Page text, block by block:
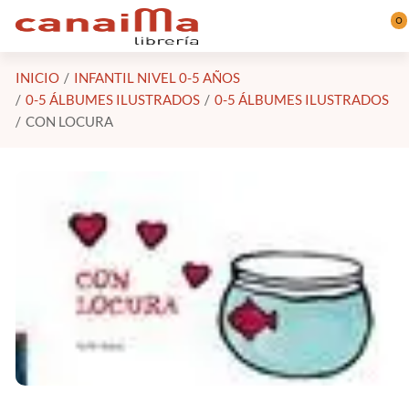
Saltar al contenido principal 0
INICIO
INFANTIL NIVEL 0-5 AÑOS
0-5 ÁLBUMES ILUSTRADOS
0-5 ÁLBUMES ILUSTRADOS
CON LOCURA